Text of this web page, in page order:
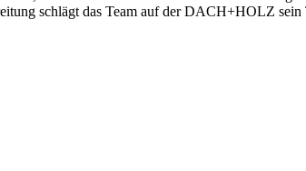
schlägt das Team auf der DACH+HOLZ